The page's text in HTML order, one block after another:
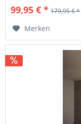
99,95 € * 179,95 € *
Merken